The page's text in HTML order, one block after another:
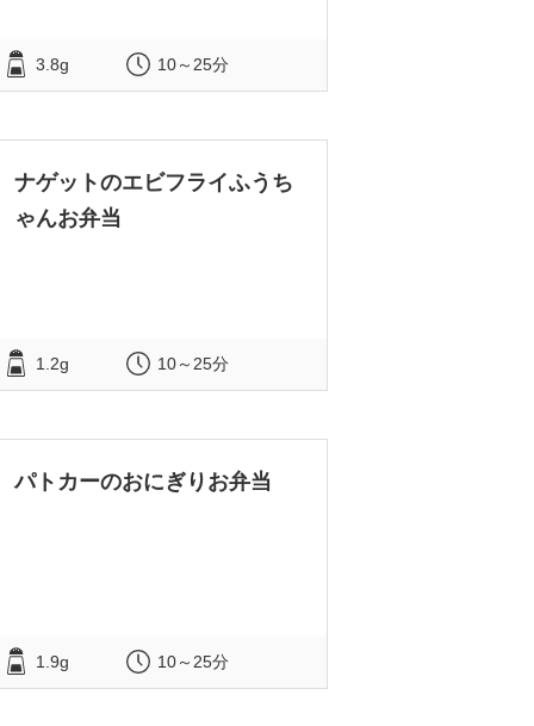
3.8g 10～25分
ナゲットのエビフライふうち
ゃんお弁当
1.2g 10～25分
パトカーのおにぎりお弁当
1.9g 10～25分